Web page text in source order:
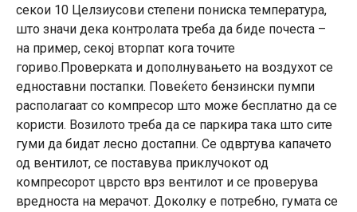
секои 10 Целзиусови степени пониска температура,
што значи дека контролата треба да биде почеста –
на пример, секој вторпат кога точите
гориво.Проверката и дополнувањето на воздухот се
едноставни постапки. Повеќето бензински пумпи
располагаат со компресор што може бесплатно да се
користи. Возилото треба да се паркира така што сите
гуми да бидат лесно достапни. Се одвртува капачето
од вентилот, се поставува приклучокот од
компресорот цврсто врз вентилот и се проверува
вредноста на мерачот. Доколку е потребно, гумата се